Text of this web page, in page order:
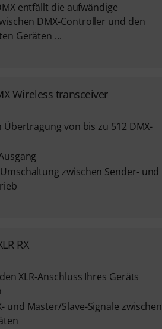
entfällt die aufwändige
DMX-Controller und den
Geräten ...
Wireless transceiver
von bis zu 512 DMX-
zwischen Sender- und
RX
XLR-Anschluss Ihres Geräts
und Master/Slave-Signale zwischen